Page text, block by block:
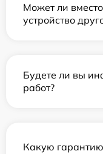
Может ли
устройство
Будете ли вы
работ?
Какую